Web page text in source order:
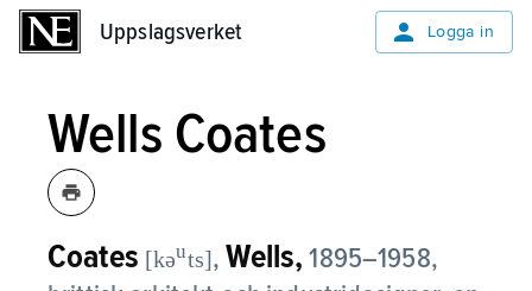
Uppslagsverket Logga in
Wells Coates
Coates [kəuts],Wells, 1895–1958,